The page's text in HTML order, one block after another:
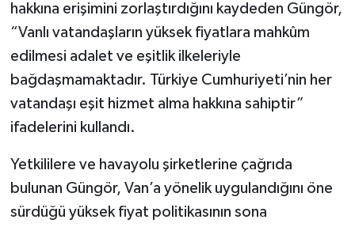
hakkına erişimini zorlaştırdığını kaydeden Güngör,
“Vanlı vatandaşların yüksek fiyatlara mahkûm
edilmesi adalet ve eşitlik ilkeleriyle
bağdaşmamaktadır. Türkiye Cumhuriyeti’nin her
vatandaşı eşit hizmet alma hakkına sahiptir”
ifadelerini kullandı.
Yetkililere ve havayolu şirketlerine çağrıda
bulunan Güngör, Van’a yönelik uygulandığını öne
sürdüğü yüksek fiyat politikasının sona